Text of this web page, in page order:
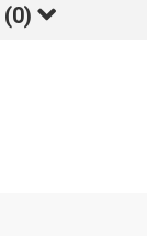
(0)